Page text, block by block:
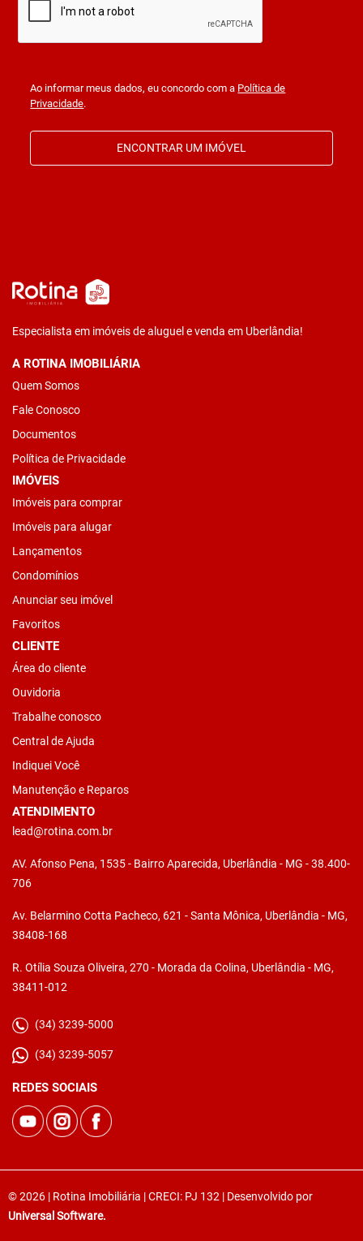
Ao informar meus dados, eu concordo com a Política de
Privacidade.
ENCONTRAR UM IMÓVEL
Especialista em imóveis de aluguel e venda em Uberlândia!
A ROTINA IMOBILIÁRIA
Quem Somos
Fale Conosco
Documentos
Política de Privacidade
IMÓVEIS
Imóveis para comprar
Imóveis para alugar
Lançamentos
Condomínios
Anunciar seu imóvel
Favoritos
CLIENTE
Área do cliente
Ouvidoria
Trabalhe conosco
Central de Ajuda
Indiquei Você
Manutenção e Reparos
ATENDIMENTO
lead@rotina.com.br
AV. Afonso Pena, 1535 - Bairro Aparecida, Uberlândia - MG - 38.400-
706
Av. Belarmino Cotta Pacheco, 621 - Santa Mônica, Uberlândia - MG,
38408-168
R. Otília Souza Oliveira, 270 - Morada da Colina, Uberlândia - MG,
38411-012
(34) 3239-5000
(34) 3239-5057
REDES SOCIAIS
© 2026 | Rotina Imobiliária | CRECI: PJ 132 | Desenvolvido por
Universal Software.